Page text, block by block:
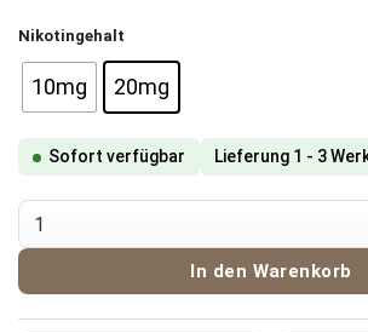
Nikotingehalt
10mg 20mg
Sofort verfügbar Lieferung 1 - 3
Dinner Lady Lemon Tart Nikotinsalz
In den Warenkorb